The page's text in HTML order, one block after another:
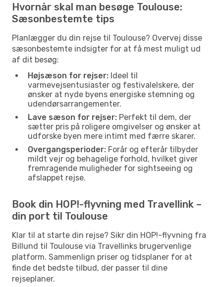
Hvornår skal man besøge Toulouse:
Sæsonbestemte tips
Planlægger du din rejse til Toulouse? Overvej disse
sæsonbestemte indsigter for at få mest muligt ud
af dit besøg:
Højsæson for rejser: Ideel til
varmevejsentusiaster og festivalelskere, der
ønsker at nyde byens energiske stemning og
udendørsarrangementer.
Lave sæson for rejser: Perfekt til dem, der
sætter pris på roligere omgivelser og ønsker at
udforske byen mere intimt med færre skarer.
Overgangsperioder: Forår og efterår tilbyder
mildt vejr og behagelige forhold, hvilket giver
fremragende muligheder for sightseeing og
afslappet rejse.
Book din HOP!-flyvning med Travellink –
din port til Toulouse
Klar til at starte din rejse? Sikr din HOP!-flyvning fra
Billund til Toulouse via Travellinks brugervenlige
platform. Sammenlign priser og tidsplaner for at
finde det bedste tilbud, der passer til dine
rejseplaner.